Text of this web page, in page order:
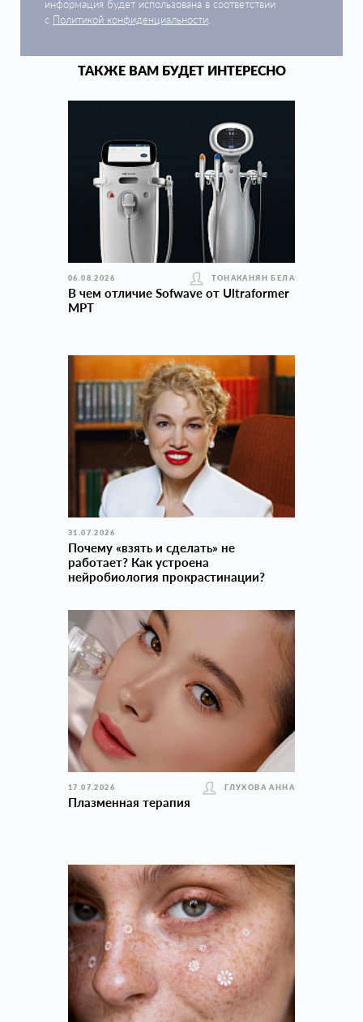
информация будет использована в соответствии
с Политикой конфиденциальности
ТАКЖЕ ВАМ БУДЕТ ИНТЕРЕСНО
06.08.2026 ТОНАКАНЯН БЕЛА
В чем отличие Sofwave от Ultraformer
MPT
31.07.2026
Почему «взять и сделать» не
работает? Как устроена
нейробиология прокраcтинации?
17.07.2026 ГЛУХОВА АННА
Плазменная терапия